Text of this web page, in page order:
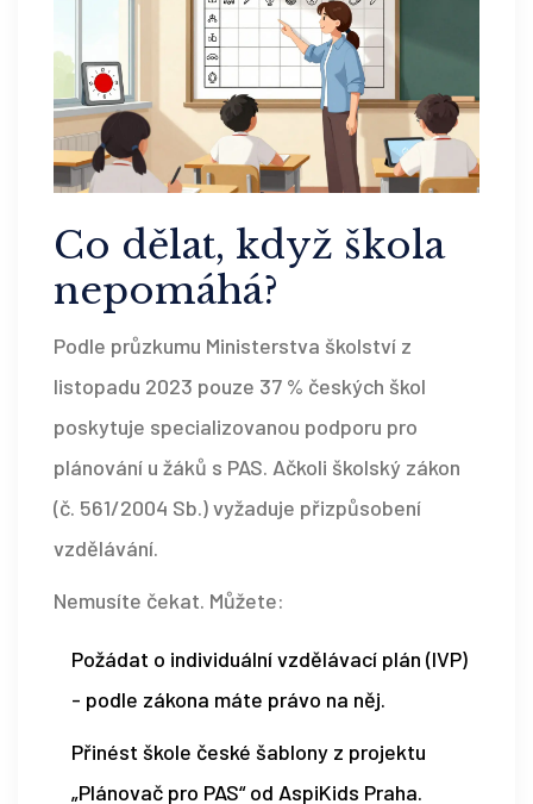
Co dělat, když škola
nepomáhá?
Podle průzkumu Ministerstva školství z
listopadu 2023 pouze 37 % českých škol
poskytuje specializovanou podporu pro
plánování u žáků s PAS. Ačkoli školský zákon
(č. 561/2004 Sb.) vyžaduje přizpůsobení
vzdělávání.
Nemusíte čekat. Můžete:
Požádat o individuální vzdělávací plán (IVP)
- podle zákona máte právo na něj.
Přinést škole české šablony z projektu
„Plánovač pro PAS“ od AspiKids Praha.